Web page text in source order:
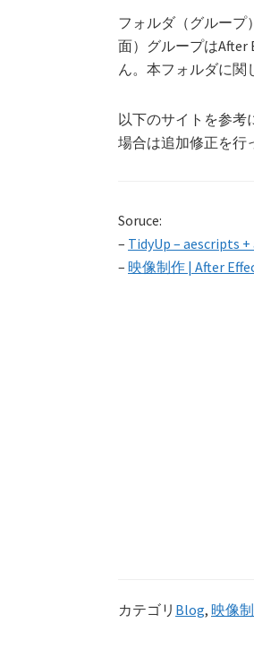
フォルダ（グループ
面）グループはAfter
ん。本フォルダに関
以下のサイトを参考
場合は追加修正を行
Soruce:
– TidyUp – aescripts
– 映像制作 | After
カテゴリ Blog, 映像